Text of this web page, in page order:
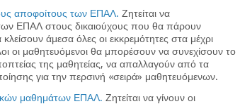
αποφοίτους των ΕΠΑΛ. Ζητείται να
ΕΠΑΛ στους δικαιούχους που θα πάρουν
άμεσα όλες οι εκκρεμότητες στα μέχρι
οι μαθητευόμενοι θα μπορέσουν να συνεχίσουν το
της μαθητείας, να απαλλαγούν από τα
για την περσινή «σειρά» μαθητευόμενων.
μαθημάτων ΕΠΑΛ. Ζητείται να γίνουν οι